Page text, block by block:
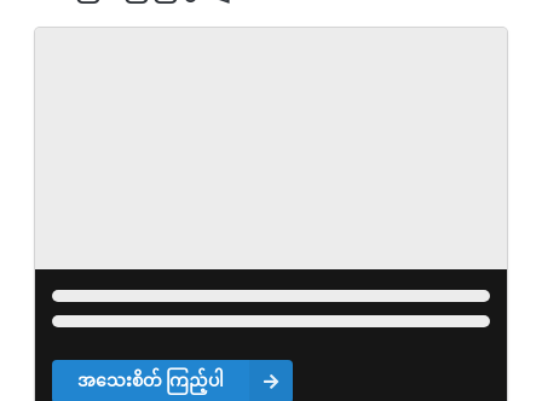
အသေးစိတ် ကြည့်ပါ